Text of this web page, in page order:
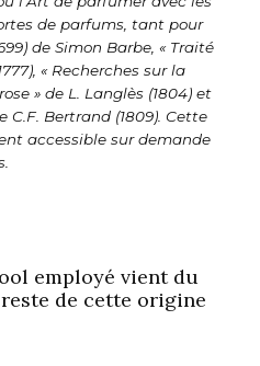
de parfums, tant pour
de Simon Barbe, « Traité
« Recherches sur la
» de L. Langlès (1804) et
C.F. Bertrand (1809). Cette
accessible sur demande
employé vient du
de cette origine